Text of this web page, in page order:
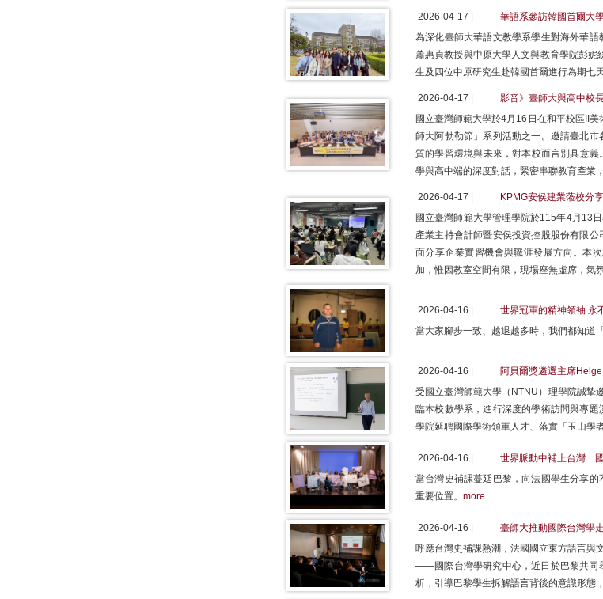
2026-04-17 |
華語系參訪韓國首爾大
為深化臺師大華語文教學系學生對海外華語
蕭惠貞教授與中原大學人文與教育學院彭妮
生及四位中原研究生赴韓國首爾進行為期七
2026-04-17 |
影音》臺師大與高中校
國立臺灣師範大學於4月16日在和平校區II
師大阿勃勒節」系列活動之一。邀請臺北市
質的學習環境與未來，對本校而言別具意義
學與高中端的深度對話，緊密串聯教育產業
2026-04-17 |
KPMG安侯建業蒞校分
國立臺灣師範大學管理學院於115年4月13
產業主持會計師暨安侯投資控股股份有限
面分享企業實習機會與職涯發展方向。本
加，惟因教室空間有限，現場座無虛席，氣氛
2026-04-16 |
世界冠軍的精神領袖 永
當大家腳步一致、越退越多時，我們都知
2026-04-16 |
阿貝爾獎遴選主席
受國立臺灣師範大學（NTNU）理學院誠摯
臨本校數學系，進行深度的學術訪問與專
學院延聘國際學術領軍人才、落實「玉山學
2026-04-16 |
世界脈動中補上台灣
當台灣史補課蔓延巴黎，向法國學生分享的
重要位置。 more
2026-04-16 |
臺師大推動國際台灣學
呼應台灣史補課熱潮，法國國立東方語言與
——國際台灣學研究中心，近日於巴黎共同
析，引導巴黎學生拆解語言背後的意識形態